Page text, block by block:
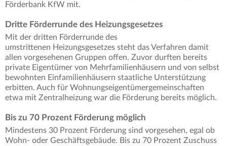
Förderbank KfW mit.
Dritte Förderrunde des Heizungsgesetzes
Mit der dritten Förderrunde des
umstrittenen Heizungsgesetzes steht das Verfahren damit
allen vorgesehenen Gruppen offen. Zuvor durften bereits
private Eigentümer von Mehrfamilienhäusern und von selbst
bewohnten Einfamilienhäusern staatliche Unterstützung
erbitten. Auch für Wohnungseigentümergemeinschaften
etwa mit Zentralheizung war die Förderung bereits möglich.
Bis zu 70 Prozent Förderung möglich
Mindestens 30 Prozent Förderung sind vorgesehen, egal ob
Wohn- oder Geschäftsgebäude. Bis zu 70 Prozent Zuschuss